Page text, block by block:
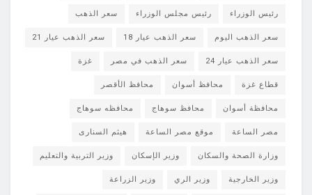
رئيس الوزراء رئيس مجلس الوزراء سعر الذهب
سعر الذهب اليوم سعر الذهب عيار 18 سعر الذهب عيار 21
سعر الذهب عيار 24 سعر الذهب في مصر غزة
قطاع غزة محافظ أسوان محافظ الأقصر
محافظة أسوان محافظ سوهاج محافظه سوهاج
مصر الساعة موقع مصر الساعة هيثم السنارى
وزارة الصحة والسكان وزير الإسكان وزير التربية والتعليم
وزير الخارجية وزير الري وزير الزراعة